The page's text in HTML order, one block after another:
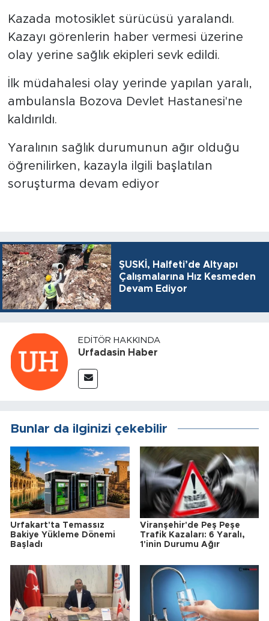
Kazada motosiklet sürücüsü yaralandı.
Kazayı görenlerin haber vermesi üzerine
olay yerine sağlık ekipleri sevk edildi.
İlk müdahalesi olay yerinde yapılan yaralı,
ambulansla Bozova Devlet Hastanesi'ne
kaldırıldı.
Yaralının sağlık durumunun ağır olduğu
öğrenilirken, kazayla ilgili başlatılan
soruşturma devam ediyor
ŞUSKİ, Halfeti’de Altyapı
Çalışmalarına Hız Kesmeden
Devam Ediyor
EDITÖR HAKKINDA
Urfadasin Haber
Bunlar da ilginizi çekebilir
Urfakart'ta Temassız
Bakiye Yükleme Dönemi
Başladı
Viranşehir'de Peş Peşe
Trafik Kazaları: 6 Yaralı,
1'inin Durumu Ağır